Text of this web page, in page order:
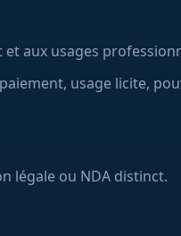
aux usages
usage licite,
légale ou NDA distinct.